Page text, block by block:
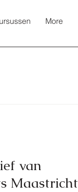
More
van
Maastricht